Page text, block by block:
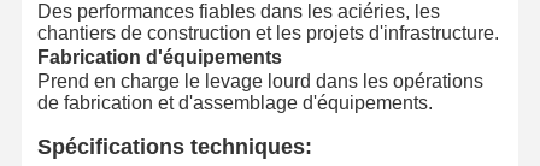
Visite D'usine Contrôle De
La Qualité
Contact Nouvelles
Des performances fiables dans les aciéries, les
chantiers de construction et les projets d'infrastructure.
Fabrication d'équipements
Prend en charge le levage lourd dans les opérations
de fabrication et d'assemblage d'équipements.
Spécifications techniques: